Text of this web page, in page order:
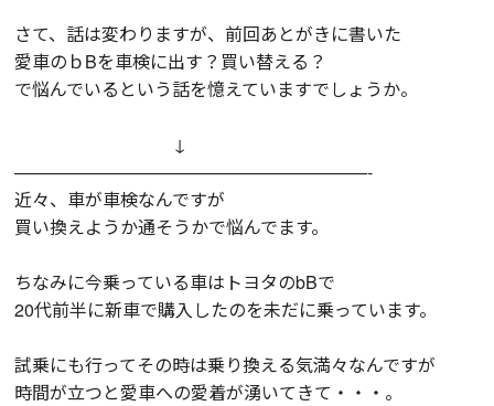
さて、話は変わりますが、前回あとがきに書いた
愛車のｂBを車検に出す？買い替える？
で悩んでいるという話を憶えていますでしょうか。
↓
————————————————————-
近々、車が車検なんですが
買い換えようか通そうかで悩んでます。
ちなみに今乗っている車はトヨタのbBで
20代前半に新車で購入したのを未だに乗っています。
試乗にも行ってその時は乗り換える気満々なんですが
時間が立つと愛車への愛着が湧いてきて・・・。